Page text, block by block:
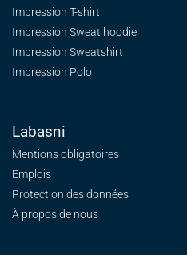
Impression T-shirt
Impression Sweat hoodie
Impression Sweatshirt
Impression Polo
Labasni
Mentions obligatoires
Emplois
Protection des données
À propos de nous